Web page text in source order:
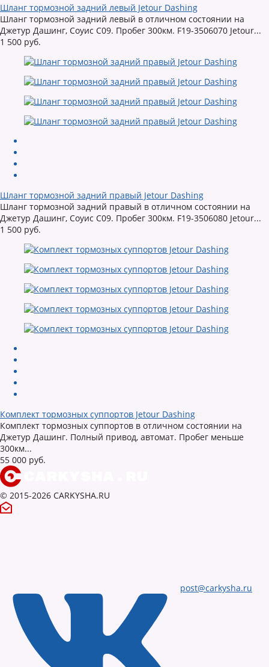
Шланг тормозной задний левый Jetour Dashing
Шланг тормозной задний левый в отличном состоянии на
Джетур Дашинг, Соуис С09. Пробег 300км. F19-3506070 Jetour...
1 500 руб.
Шланг тормозной задний правый Jetour Dashing
Шланг тормозной задний правый в отличном состоянии на
Джетур Дашинг, Соуис С09. Пробег 300км. F19-3506080 Jetour...
1 500 руб.
Комплект тормозных суппортов Jetour Dashing
Комплект тормозных суппортов в отличном состоянии на
Джетур Дашинг. Полный привод, автомат. Пробег меньше
300км...
55 000 руб.
© 2015-2026 CARKYSHA.RU
post@carkysha.ru